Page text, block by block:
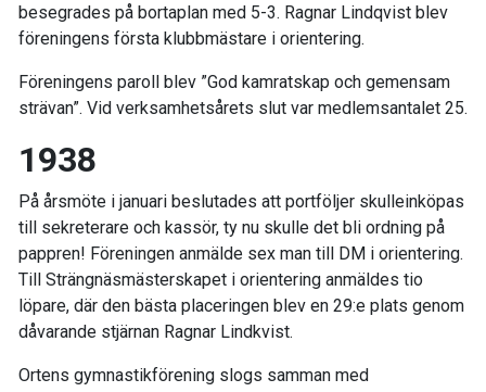
besegrades på bortaplan med 5-3. Ragnar Lindqvist blev
föreningens första klubbmästare i orientering.
Föreningens paroll blev ”God kamratskap och gemensam
strävan”. Vid verksamhetsårets slut var medlemsantalet 25.
1938
På årsmöte i januari beslutades att portföljer skulleinköpas
till sekreterare och kassör, ty nu skulle det bli ordning på
pappren! Föreningen anmälde sex man till DM i orientering.
Till Strängnäsmästerskapet i orientering anmäldes tio
löpare, där den bästa placeringen blev en 29:e plats genom
dåvarande stjärnan Ragnar Lindkvist.
Ortens gymnastikförening slogs samman med